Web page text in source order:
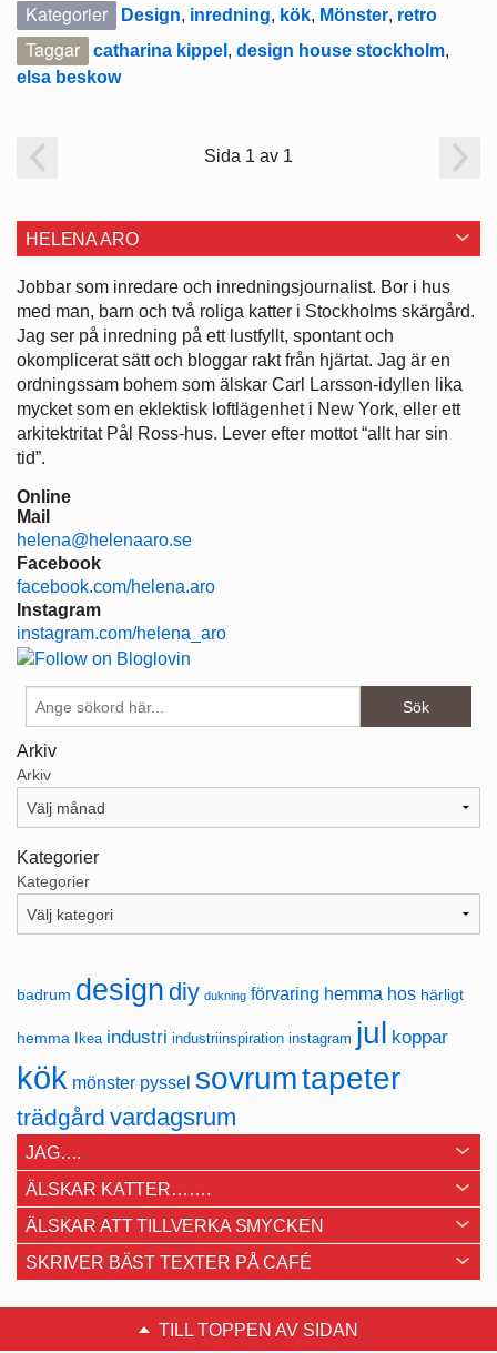
Kategorier Design, inredning, kök, Mönster, retro
Taggar catharina kippel , design house stockholm,
elsa beskow
Sida 1 av 1
HELENA ARO
Jobbar som inredare och ­inredningsjournalist. Bor i hus
med man, barn och två roliga katter i ­Stockholms skärgård.
Jag ser på ­inredning på ett lustfyllt, spontant och
okomplicerat sätt och bloggar rakt från hjärtat. Jag är en
ordningssam bohem som älskar Carl Larsson-idyllen lika
mycket som en eklektisk loftlägenhet i New York, eller ett
arkitektritat Pål Ross-hus. Lever efter mottot “allt har sin
tid”.
Online
Mail
helena@helenaaro.se
Facebook
facebook.com/helena.aro
Instagram
instagram.com/helena_aro
Arkiv
Arkiv
Kategorier
Kategorier
badrum design diy dukning förvaring hemma hos härligt
hemma Ikea industri industriinspiration instagram jul koppar
kök mönster pyssel sovrumtapeter
trädgård vardagsrum
JAG….
ÄLSKAR KATTER…….
ÄLSKAR ATT TILLVERKA SMYCKEN
SKRIVER BÄST TEXTER PÅ CAFÉ
TILL TOPPEN AV SIDAN